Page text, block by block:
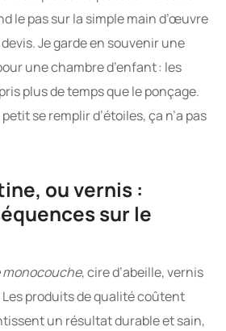
le pas sur la simple main d’œuvre
Je garde en souvenir une
une chambre d’enfant : les
plus de temps que le ponçage.
se remplir d’étoiles, ça n’a pas
ou vernis :
sur le
, cire d’abeille, vernis
produits de qualité coûtent
un résultat durable et sain,